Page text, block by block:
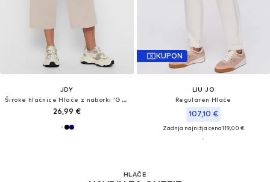
JDY
Široke hlačnice Hlače z naborki 'Geggo'
26,99 €
HLAČE
KUPON
LIU JO
Regularen Hlače
107,10 €
Zadnja najnižja cena119,00 €